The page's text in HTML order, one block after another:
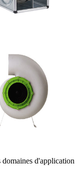
d'application